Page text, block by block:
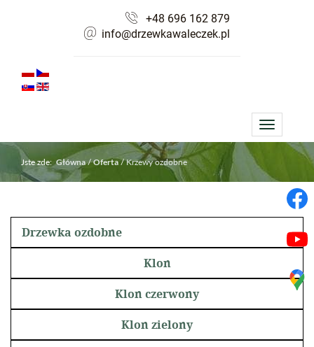
+48 696 162 879
info@drzewkawaleczek.pl
Toggle
navigation
Jste zde:Główna/Oferta/Krzewy ozdobne
Drzewka ozdobne
Klon
Klon czerwony
Klon zielony